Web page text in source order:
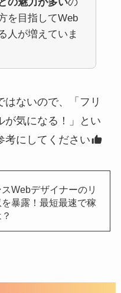
を目指してWeb
人が増えていま
はないので、「フリ
が気になる！」とい
考にしてください
Webデザイナーのリ
暴露！最短最速で稼